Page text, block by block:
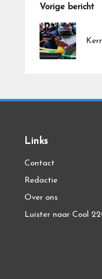
Bericht
Vorige bericht
Links
Contact
Redactie
Over ons
Luister naar Cool